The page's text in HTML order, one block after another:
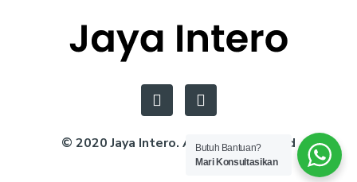
© 2020 Jaya Intero. All Right Reseved
Butuh Bantuan?
Mari Konsultasikan